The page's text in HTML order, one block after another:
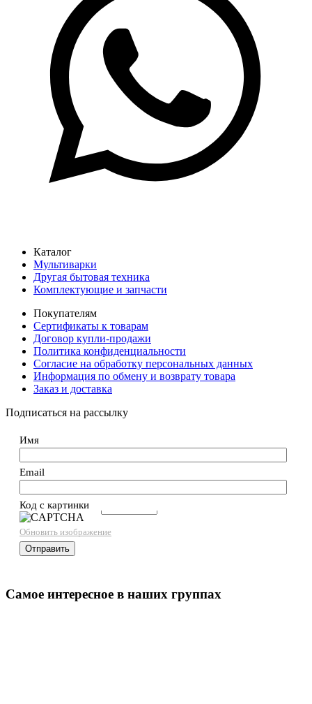
Каталог
Мультиварки
Другая бытовая техника
Комплектующие и запчасти
Покупателям
Сертификаты к товарам
Договор купли-продажи
Политика конфиденциальности
Согласие на обработку персональных данных
Информация по обмену и возврату товара
Заказ и доставка
Подписаться на рассылку
Имя
Email
Код с картинки→
Обновить изображение
Самое интересное в наших группах